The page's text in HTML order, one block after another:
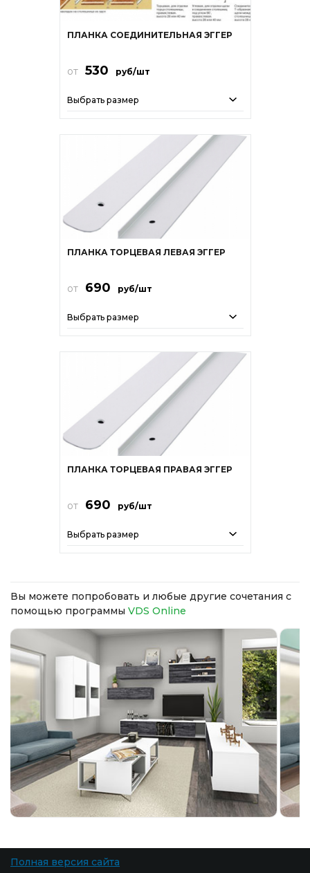
ПЛАНКА СОЕДИНИТЕЛЬНАЯ ЭГГЕР
от 530 руб/шт
Выбрать размер
ПЛАНКА ТОРЦЕВАЯ ЛЕВАЯ ЭГГЕР
от 690 руб/шт
Выбрать размер
ПЛАНКА ТОРЦЕВАЯ ПРАВАЯ ЭГГЕР
от 690 руб/шт
Выбрать размер
Вы можете попробовать и любые другие сочетания с
помощью программы VDS Online
Полная версия сайта